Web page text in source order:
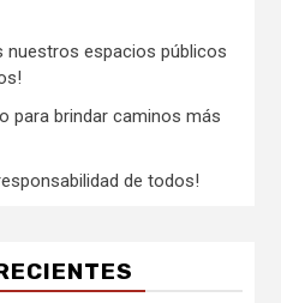
nuestros espacios públicos
para brindar caminos más
de todos!